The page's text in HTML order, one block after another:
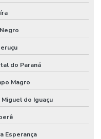
do Paraná
Magro
Miguel do Iguaçu
Esperança